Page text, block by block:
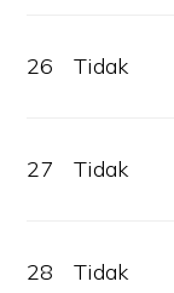
26 Tidak
27 Tidak
28 Tidak